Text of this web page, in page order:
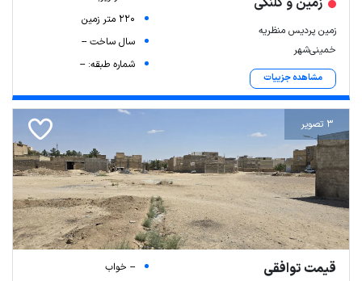
زمین پردیس منظریه
خمینی‌شهر
مشاهده جزییات
220 متر زمین
سال ساخت --
شماره طبقه: --
3 تصویر
قیمت توافقی
-- خواب